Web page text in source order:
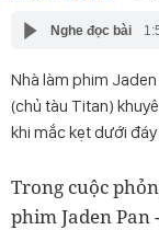
Nghe đọc bài
Nhà làm phim
(chủ tàu Titan)
khi mắc kẹt dưới
Trong cuộc
phim Jaden